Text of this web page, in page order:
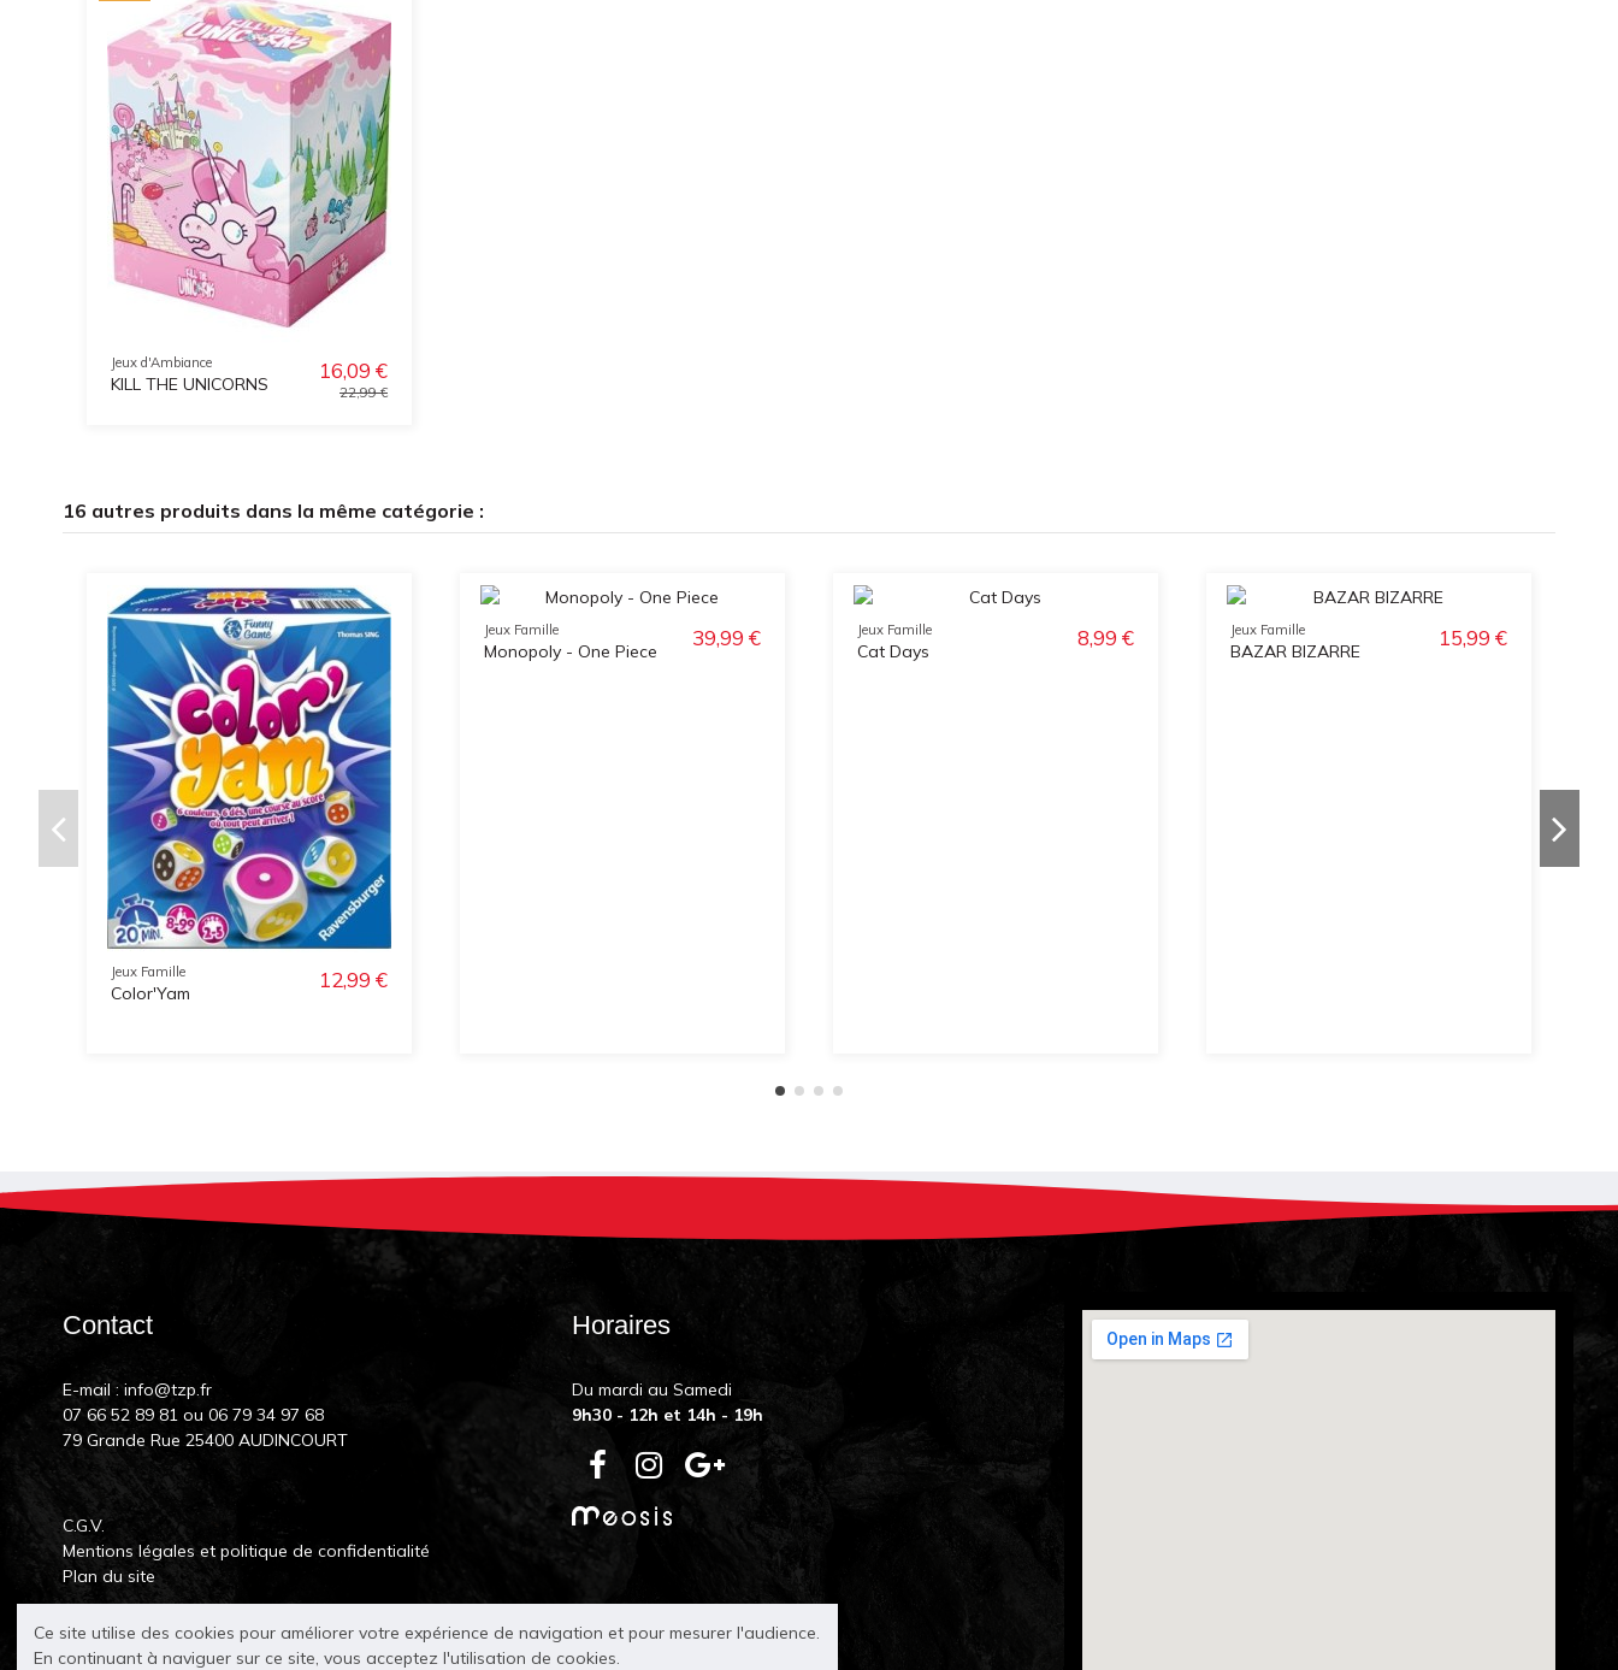
Jeux d'Ambiance
KILL THE UNICORNS
16,09 €
22,99 €
16 autres produits dans la même catégorie :
Jeux Famille
Color'Yam
12,99 €
Jeux Famille
Monopoly - One Piece
39,99 € Jeux Famille
Cat Days
8,99 € Jeux Famille
BAZAR BIZARRE
15,99 €
Contact
E-mail : info@tzp.fr
07 66 52 89 81 ou 06 79 34 97 68
79 Grande Rue 25400 AUDINCOURT
C.G.V.
Mentions légales et politique de confidentialité
Plan du site
Horaires
Du mardi au Samedi
9h30 - 12h et 14h - 19h
Ce site utilise des cookies pour améliorer votre expérience de navigation et pour mesurer l'audience.
En continuant à naviguer sur ce site, vous acceptez l'utilisation de cookies.